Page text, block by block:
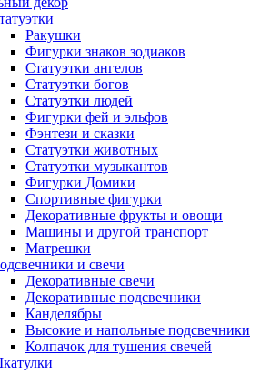
Ракушки
Фигурки знаков зодиаков
Статуэтки ангелов
Статуэтки богов
Статуэтки людей
Фигурки фей и эльфов
Фэнтези и сказки
Статуэтки животных
Статуэтки музыкантов
Фигурки Домики
Спортивные фигурки
Декоративные фрукты и овощи
Машины и другой транспорт
Матрешки
и свечи
Декоративные свечи
Декоративные подсвечники
Канделябры
Высокие и напольные подсвечники
Колпачок для тушения свечей